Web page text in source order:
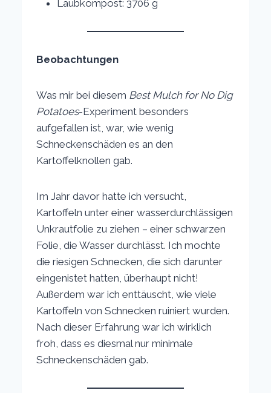
Laubkompost: 3706 g
Beobachtungen
Was mir bei diesem Best Mulch for No Dig
Potatoes-Experiment besonders
aufgefallen ist, war, wie wenig
Schneckenschäden es an den
Kartoffelknollen gab.
Im Jahr davor hatte ich versucht,
Kartoffeln unter einer wasserdurchlässigen
Unkrautfolie zu ziehen – einer schwarzen
Folie, die Wasser durchlässt. Ich mochte
die riesigen Schnecken, die sich darunter
eingenistet hatten, überhaupt nicht!
Außerdem war ich enttäuscht, wie viele
Kartoffeln von Schnecken ruiniert wurden.
Nach dieser Erfahrung war ich wirklich
froh, dass es diesmal nur minimale
Schneckenschäden gab.